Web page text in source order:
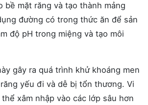
bề mặt răng và tạo thành mảng
đường có trong thức ăn để sản
độ pH trong miệng và tạo môi
gây ra quá trình khử khoáng men
yếu đi và dễ bị tổn thương. Vi
xâm nhập vào các lớp sâu hơn